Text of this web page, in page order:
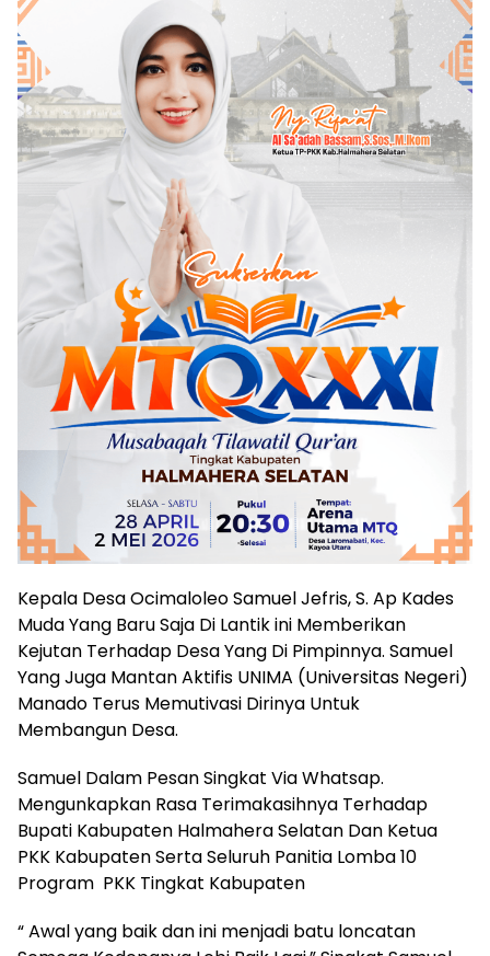
Kepala Desa Ocimaloleo Samuel Jefris, S. Ap Kades
Muda Yang Baru Saja Di Lantik ini Memberikan
Kejutan Terhadap Desa Yang Di Pimpinnya. Samuel
Yang Juga Mantan Aktifis UNIMA (Universitas Negeri)
Manado Terus Memutivasi Dirinya Untuk
Membangun Desa.
Samuel Dalam Pesan Singkat Via Whatsap.
Mengunkapkan Rasa Terimakasihnya Terhadap
Bupati Kabupaten Halmahera Selatan Dan Ketua
PKK Kabupaten Serta Seluruh Panitia Lomba 10
Program PKK Tingkat Kabupaten
“ Awal yang baik dan ini menjadi batu loncatan